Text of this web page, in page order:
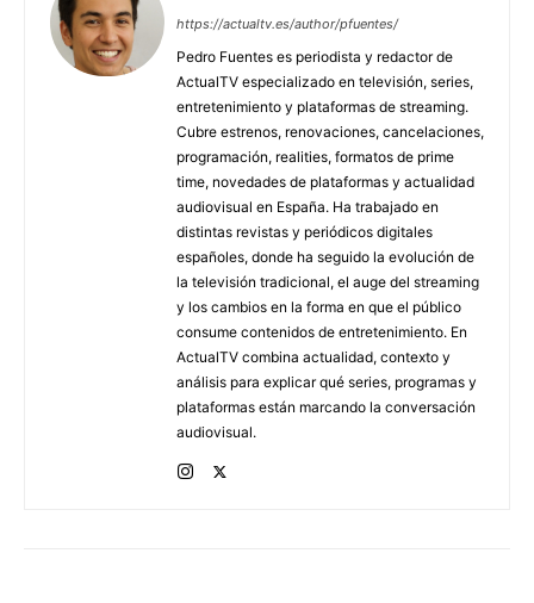
https://actualtv.es/author/pfuentes/
Pedro Fuentes es periodista y redactor de
ActualTV especializado en televisión, series,
entretenimiento y plataformas de streaming.
Cubre estrenos, renovaciones, cancelaciones,
programación, realities, formatos de prime
time, novedades de plataformas y actualidad
audiovisual en España. Ha trabajado en
distintas revistas y periódicos digitales
españoles, donde ha seguido la evolución de
la televisión tradicional, el auge del streaming
y los cambios en la forma en que el público
consume contenidos de entretenimiento. En
ActualTV combina actualidad, contexto y
análisis para explicar qué series, programas y
plataformas están marcando la conversación
audiovisual.